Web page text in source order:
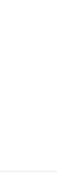
5 estrelas,